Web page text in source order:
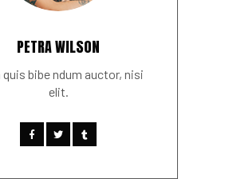
PETRA WILSON
quis bibe ndum auctor, nisi
elit.